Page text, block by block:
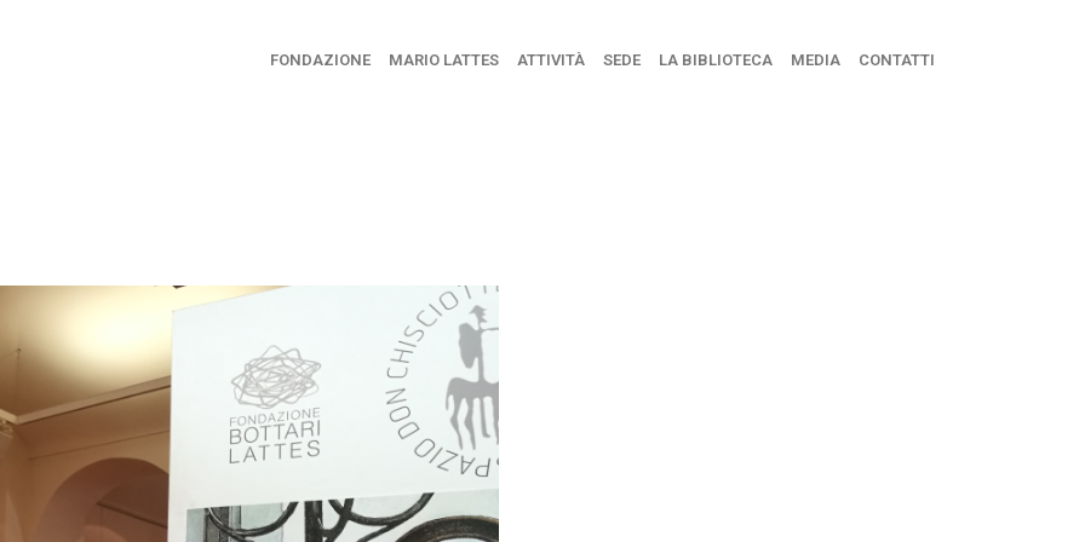
FONDAZIONE MARIO LATTES ATTIVITÀ SEDE LA BIBLIOTECA MEDIA CONTATTI